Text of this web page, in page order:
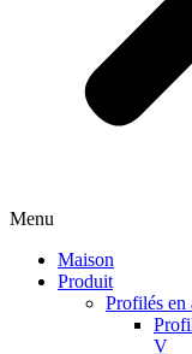
Menu
Maison
Produit
Profilés
V